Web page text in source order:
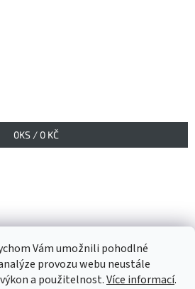
Vám umožnili pohodlné
provozu webu neustále
a použitelnost.Více informací.
0KS / 0 KČ
údajů